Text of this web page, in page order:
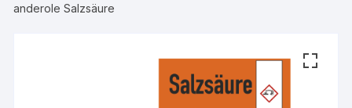
anderole Salzsäure